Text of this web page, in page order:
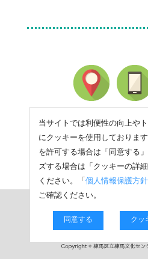
当サイトでは利便性の向上や
にクッキーを使用しておりま
を許可する場合は「同意する
ズする場合は「クッキーの詳
ください。「個人情報保護方針
ご確認ください。
同意する クッ